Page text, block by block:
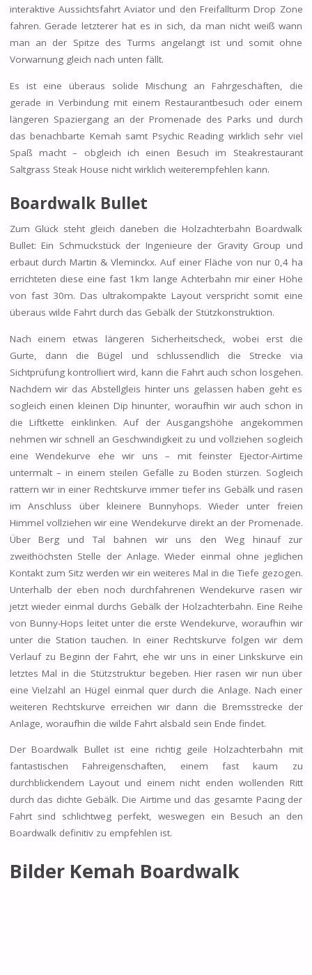
interaktive Aussichtsfahrt Aviator und den Freifallturm Drop Zone
fahren. Gerade letzterer hat es in sich, da man nicht weiß wann
man an der Spitze des Turms angelangt ist und somit ohne
Vorwarnung gleich nach unten fällt.
Es ist eine überaus solide Mischung an Fahrgeschäften, die
gerade in Verbindung mit einem Restaurantbesuch oder einem
längeren Spaziergang an der Promenade des Parks und durch
das benachbarte Kemah samt Psychic Reading wirklich sehr viel
Spaß macht – obgleich ich einen Besuch im Steakrestaurant
Saltgrass Steak House nicht wirklich weiterempfehlen kann.
Boardwalk Bullet
Zum Glück steht gleich daneben die Holzachterbahn Boardwalk
Bullet: Ein Schmuckstück der Ingenieure der Gravity Group und
erbaut durch Martin & Vleminckx. Auf einer Fläche von nur 0,4 ha
errichteten diese eine fast 1km lange Achterbahn mir einer Höhe
von fast 30m. Das ultrakompakte Layout verspricht somit eine
überaus wilde Fahrt durch das Gebälk der Stützkonstruktion.
Nach einem etwas längeren Sicherheitscheck, wobei erst die
Gurte, dann die Bügel und schlussendlich die Strecke via
Sichtprüfung kontrolliert wird, kann die Fahrt auch schon losgehen.
Nachdem wir das Abstellgleis hinter uns gelassen haben geht es
sogleich einen kleinen Dip hinunter, woraufhin wir auch schon in
die Liftkette einklinken. Auf der Ausgangshöhe angekommen
nehmen wir schnell an Geschwindigkeit zu und vollziehen sogleich
eine Wendekurve ehe wir uns – mit feinster Ejector-Airtime
untermalt – in einem steilen Gefälle zu Boden stürzen. Sogleich
rattern wir in einer Rechtskurve immer tiefer ins Gebälk und rasen
im Anschluss über kleinere Bunnyhops. Wieder unter freien
Himmel vollziehen wir eine Wendekurve direkt an der Promenade.
Über Berg und Tal bahnen wir uns den Weg hinauf zur
zweithöchsten Stelle der Anlage. Wieder einmal ohne jeglichen
Kontakt zum Sitz werden wir ein weiteres Mal in die Tiefe gezogen.
Unterhalb der eben noch durchfahrenen Wendekurve rasen wir
jetzt wieder einmal durchs Gebälk der Holzachterbahn. Eine Reihe
von Bunny-Hops leitet unter die erste Wendekurve, woraufhin wir
unter die Station tauchen. In einer Rechtskurve folgen wir dem
Verlauf zu Beginn der Fahrt, ehe wir uns in einer Linkskurve ein
letztes Mal in die Stützstruktur begeben. Hier rasen wir nun über
eine Vielzahl an Hügel einmal quer durch die Anlage. Nach einer
weiteren Rechtskurve erreichen wir dann die Bremsstrecke der
Anlage, woraufhin die wilde Fahrt alsbald sein Ende findet.
Der Boardwalk Bullet ist eine richtig geile Holzachterbahn mit
fantastischen Fahreigenschaften, einem fast kaum zu
durchblickendem Layout und einem nicht enden wollenden Ritt
durch das dichte Gebälk. Die Airtime und das gesamte Pacing der
Fahrt sind schlichtweg perfekt, weswegen ein Besuch an den
Boardwalk definitiv zu empfehlen ist.
Bilder Kemah Boardwalk